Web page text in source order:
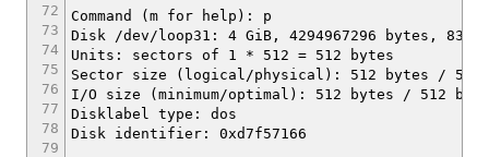
72
73
74
75
76
77
78
79
Command (m for help): p
Disk /dev/loop31: 4 GiB, 4294967296 bytes,
Units: sectors of 1 * 512 = 512 bytes
Sector size (logical/physical): 512 bytes / 512
I/O size (minimum/optimal): 512 bytes / 512
Disklabel type: dos
Disk identifier: 0xd7f57166